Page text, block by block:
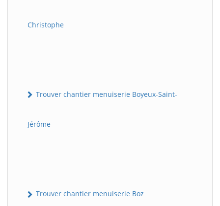
Christophe
Trouver chantier menuiserie Boyeux-Saint-
Jérôme
Trouver chantier menuiserie Boz